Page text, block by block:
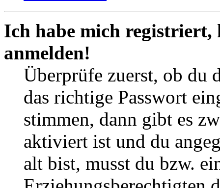
Ich habe mich
anmelden!
Überprüfe zuerst, ob du
das richtige Passwort
stimmen, dann gibt es
aktiviert ist und du
alt bist, musst du bzw.